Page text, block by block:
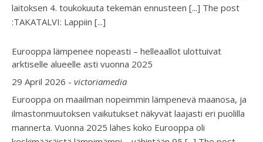
laitoksen 4. toukokuuta tekemän ennusteen [...] The post
:TAKATALVI: Lappiin [...]
Eurooppa lämpenee nopeasti – helleaallot ulottuivat
arktiselle alueelle asti vuonna 2025
29 April 2026 - victoriamedia
Eurooppa on maailman nopeimmin lämpenevä maanosa, ja
ilmastonmuutoksen vaikutukset näkyvät laajasti eri puolilla
mannerta. Vuonna 2025 lähes koko Eurooppa oli